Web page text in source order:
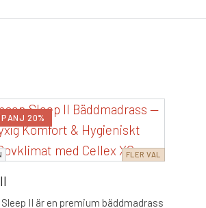
20%
FLER VAL
II är en premium bäddmadrass